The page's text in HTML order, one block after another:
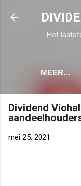
Het
MEER…
Dividend
mei 25, 2021